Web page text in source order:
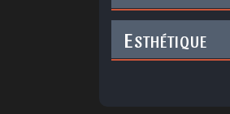
ESTHÉTIQUE